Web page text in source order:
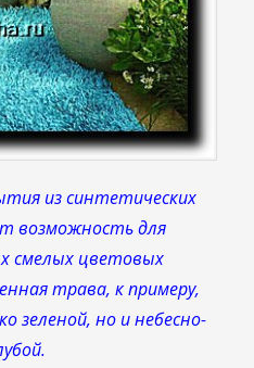
из синтетических
возможность для
смелых цветовых
трава, к примеру,
но и небесно-